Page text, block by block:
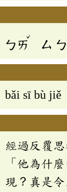
ㄅㄞ
ˇ
ㄙ
bǎi sī bù jiě
經過反覆
「他為什
現？真是